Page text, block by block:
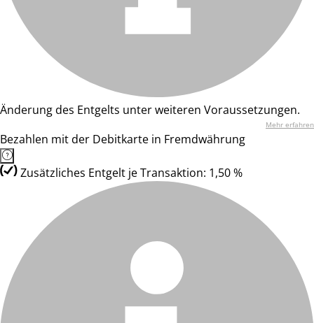
Änderung des Entgelts unter weiteren Voraussetzungen.
Mehr erfahren
Bezahlen mit der Debitkarte in Fremdwährung
Zusätzliches Entgelt je Transaktion: 1,50 %